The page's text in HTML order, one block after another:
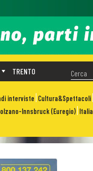
TRENTO
interviste Cultura&Spettacoli
Innsbruck (Euregio) Italia